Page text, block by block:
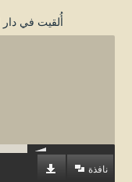
أُلقيت في دار
نافذة